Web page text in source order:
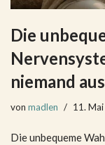
Die
niemand
von madlen 11.
Die unbequeme